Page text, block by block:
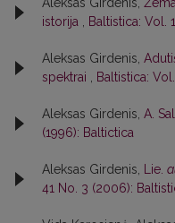
istorija
Baltistica: Vol.
Aleksas Girdenis,
spektrai
Baltistica:
Aleksas Girdenis, A.
(1996): Baltictica
Aleksas Girdenis, Lie.
41 No. 3 (2006):